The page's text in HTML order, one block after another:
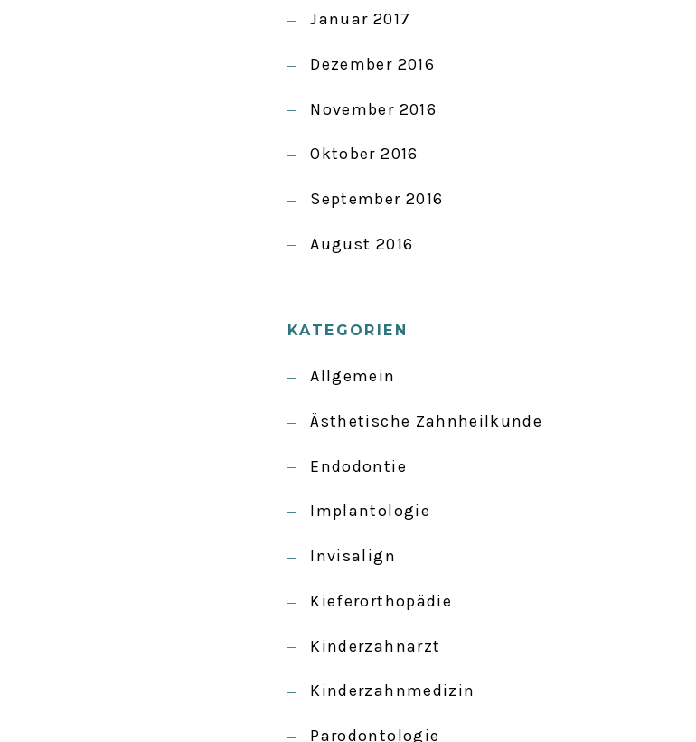
Januar 2017
Dezember 2016
November 2016
Oktober 2016
September 2016
August 2016
KATEGORIEN
Allgemein
Ästhetische Zahnheilkunde
Endodontie
Implantologie
Invisalign
Kieferorthopädie
Kinderzahnarzt
Kinderzahnmedizin
Parodontologie